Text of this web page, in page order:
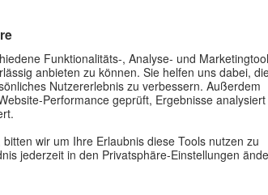
wir durch zeitliche,
was mit den symbolischen
geschieht. In gewisser Weise
vom Leben unter der
menschlichen
Kafkas sonderbare